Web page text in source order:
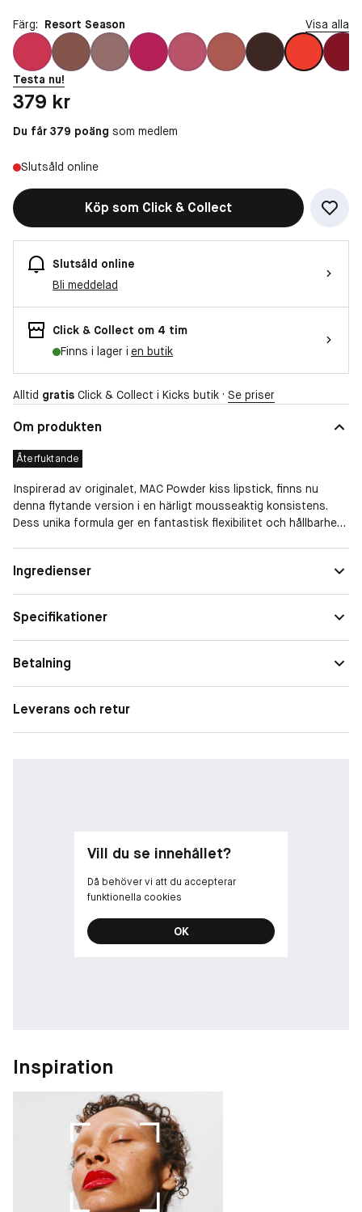
Färg: Resort Season Visa alla
Testa nu!
Pris: 379 kr
379 kr
Du får 379 poäng som medlem
Slutsåld online
Köp som Click & Collect
Slutsåld online
Bli meddelad
Click & Collect om 4 tim
Finns i lager i en butik
Alltid gratis Click & Collect i Kicks butik · Se priser
Om produkten
Återfuktande
Inspirerad av originalet, MAC Powder kiss lipstick, finns nu
denna flytande version i en härligt mousseaktig konsistens.
Dess unika formula ger en fantastisk flexibilitet och hållbarhet
timmar!
Form
Ingredienser
Specifikationer
Betalning
Leverans och retur
Vill du se innehållet?
Då behöver vi att du accepterar
funktionella cookies
OK
Inspiration